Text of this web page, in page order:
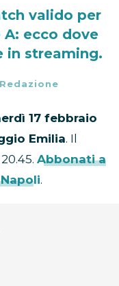
valido per
ecco dove
in streaming.
17 febbraio
Emilia. Il
Abbonati a
.